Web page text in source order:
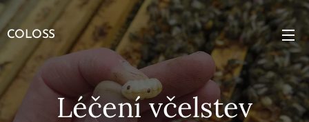
COLOSS
Léčení včelstev